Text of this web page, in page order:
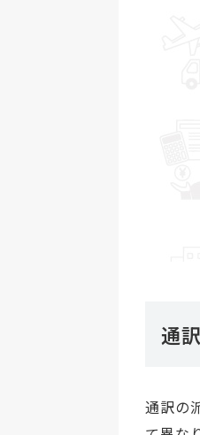
通
通訳の